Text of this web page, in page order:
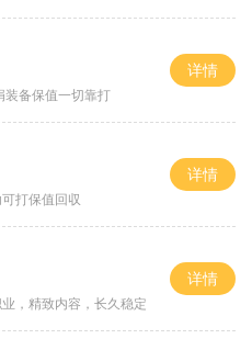
装备保值一切靠打
详情
打保值回収
详情
，精致内容，长久稳定
详情